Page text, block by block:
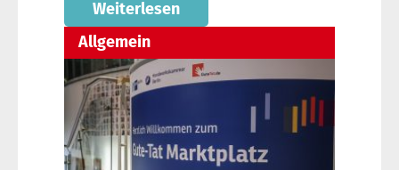
Weiterlesen
Allgemein